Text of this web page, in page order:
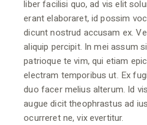
liber facilisi quo, ad vis elit
erant elaboraret, id possim
dicunt nostrud accusam ex.
aliquip percipit. In mei assum
patrioque te vim, qui etiam
electram temporibus ut. Ex
duo facer melius alterum. Id
augue dicit theophrastus ad
ocurreret ne, vix evertitur.